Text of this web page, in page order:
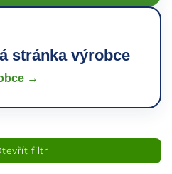
stránka výrobce
→
filtr